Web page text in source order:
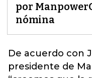
por
nómina
De acuerdo con
presidente de